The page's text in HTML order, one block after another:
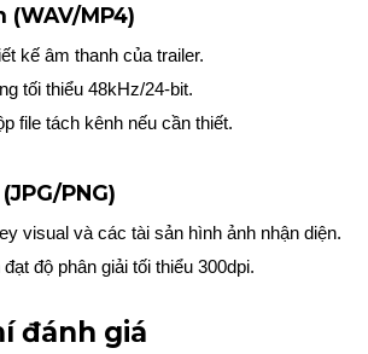
(WAV/MP4)
kế âm thanh của trailer.
tối thiểu 48kHz/24-bit.
file tách kênh nếu cần thiết.
PNG)
visual và các tài sản hình ảnh nhận diện.
đạt độ phân giải tối thiểu 300dpi.
đánh giá